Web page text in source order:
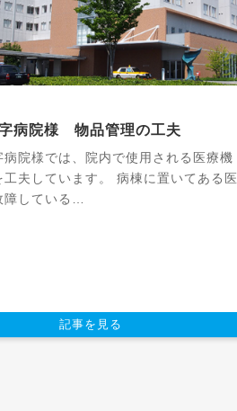
病院様 物品管理の工夫
病院様では、院内で使用される医療機
工夫しています。 病棟に置いてある医
障している…
記事を見る